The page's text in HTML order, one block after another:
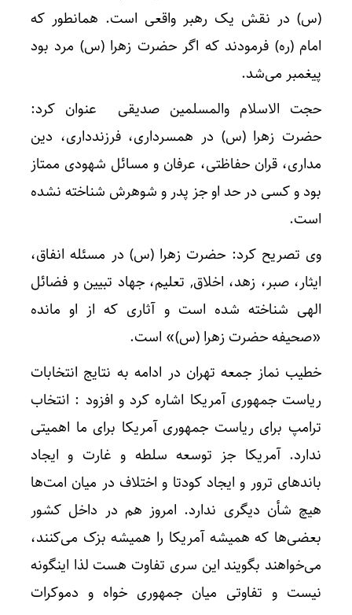
(س) در نقش یک رهبر واقعی است. همانطور که
امام (ره) فرمودند که اگر حضرت زهرا (س) مرد بود
پیغمبر می‌شد.
حجت الاسلام والمسلمین صدیقی عنوان کرد:
حضرت زهرا (س) در همسرداری، فرزندداری، دین
مداری، قران حفاظتی، عرفان و مسائل شهودی ممتاز
بود و کسی در حد او جز پدر و شوهرش شناخته نشده
است.
وی تصریح کرد: حضرت زهرا (س) در مسئله انفاق،
ایثار، صبر، زهد، اخلاق, تعلیم، جهاد تبیین و فضائل
الهی شناخته شده است و آثاری که از او مانده
«صحیفه حضرت زهرا (س)» است.
خطیب نماز جمعه تهران در ادامه به نتایج انتخابات
ریاست جمهوری آمریکا اشاره کرد و افزود : انتخاب
ترامپ برای ریاست جمهوری آمریکا برای ما اهمیتی
ندارد. آمریکا جز توسعه سلطه و غارت و ایجاد
باند‌های ترور و ایجاد کودتا و اختلاف در میان امت‌ها
هیچ شأن دیگری ندارد. امروز هم در داخل کشور
بعضی‌ها که همیشه آمریکا را همیشه بزک می‌کنند،
می‌خواهند بگویند این سری تفاوت هست لذا اینگونه
نیست و تفاوتی میان جمهوری خواه و دموکرات